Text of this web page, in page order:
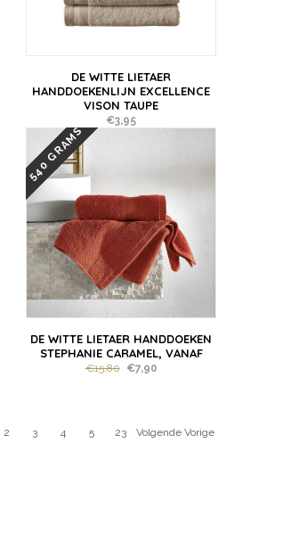
DE WITTE LIETAER
HANDDOEKENLIJN EXCELLENCE
VISON TAUPE
€3,95
540 GRAMS
DE WITTE LIETAER HANDDOEKEN
STEPHANIE CARAMEL, VANAF
€15,80 €7,90
2 3 4 5 23 Volgende Vorige